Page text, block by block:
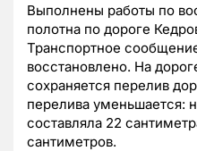
Выполнены работы по
полотна по дороге
Транспортное
восстановлено. На
сохраняется перелив
перелива уменьшается:
составляла 22
сантиметров.